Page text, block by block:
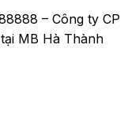
– Công ty CP
MB Hà Thành